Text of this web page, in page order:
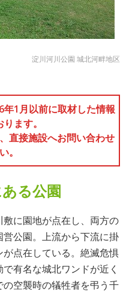
淀川河川公園 城北河畔地区
1月以前に取材した情報
ます。
直接施設へお問い合わせ
。
る公園
に園地が点在し、両方の
公園。上流から下流に掛
点在している。絶滅危惧
有名な城北ワンドが近く
空襲時の犠牲者を弔う千